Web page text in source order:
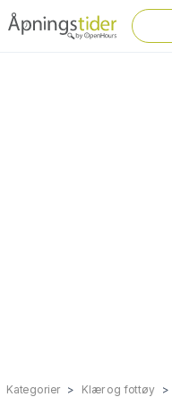
Kategorier Klær og fottøy